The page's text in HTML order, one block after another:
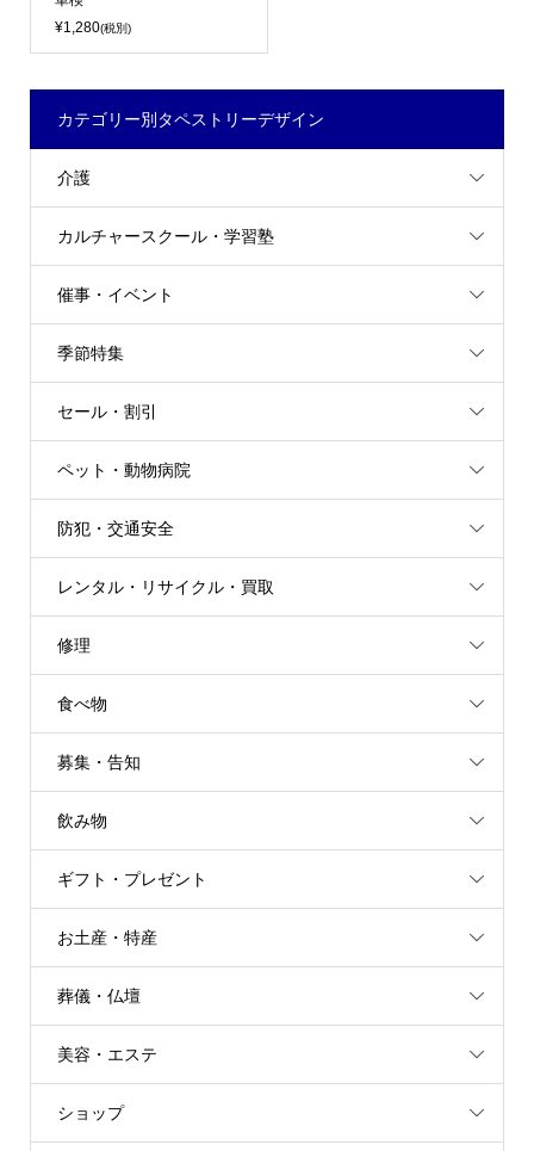
¥1,280(税別)
カテゴリー別タペストリーデザイン
介護
カルチャースクール・学習塾
催事・イベント
季節特集
セール・割引
ペット・動物病院
防犯・交通安全
レンタル・リサイクル・買取
修理
食べ物
募集・告知
飲み物
ギフト・プレゼント
お土産・特産
葬儀・仏壇
美容・エステ
ショップ